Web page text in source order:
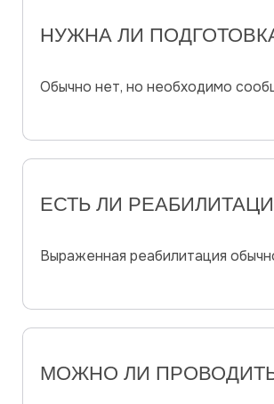
НУЖНА ЛИ
Обычно нет, но необходимо
ЕСТЬ ЛИ
Выраженная реабилитация
МОЖНО ЛИ